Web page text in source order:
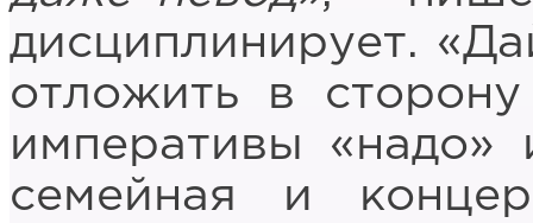
дисциплинирует.
отложить в
императивы
семейная и